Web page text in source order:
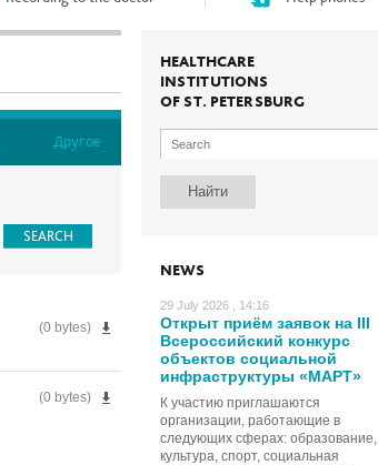
HEALTHCARE
INSTITUTIONS
OF ST. PETERSBURG
NEWS
29 July 2026 , 14:16
Открыт приём заявок на III
Всероссийский конкурс
объектов социальной
инфраструктуры «МАРТ»
К участию приглашаются
организации, работающие в
следующих сферах: образование,
культура, спорт, социальная
Другое
(0 bytes)
(0 bytes)